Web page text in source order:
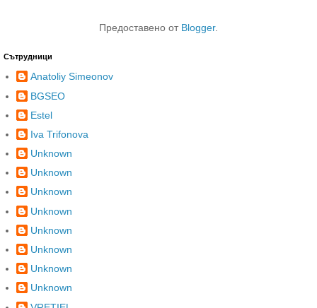
Предоставено от Blogger.
Сътрудници
Anatoliy Simeonov
BGSEO
Estel
Iva Trifonova
Unknown
Unknown
Unknown
Unknown
Unknown
Unknown
Unknown
Unknown